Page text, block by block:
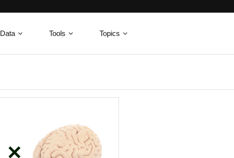
Data Tools Topics